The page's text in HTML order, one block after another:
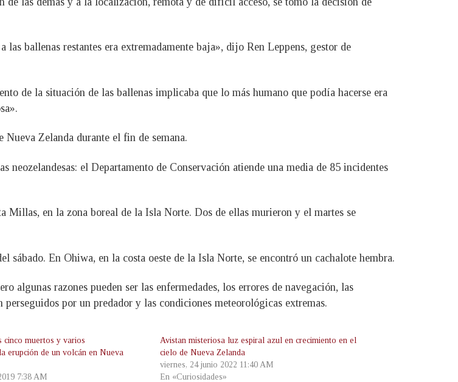
ballenas restantes era extremadamente baja», dijo Ren Leppens, gestor de
de la situación de las ballenas implicaba que lo más humano que podía hacerse era
Nueva Zelanda durante el fin de semana.
neozelandesas: el Departamento de Conservación atiende una media de 85 incidentes
Millas, en la zona boreal de la Isla Norte. Dos de ellas murieron y el martes se
En Ohiwa, en la costa oeste de la Isla Norte, se encontró un cachalote hembra.
algunas razones pueden ser las enfermedades, los errores de navegación, las
por un predador y las condiciones meteorológicas extremas.
muertos y varios
erupción de un volcán en Nueva
7:38 AM
Avistan misteriosa luz espiral azul en crecimiento en el
cielo de Nueva Zelanda
viernes, 24 junio 2022 11:40 AM
En «Curiosidades»